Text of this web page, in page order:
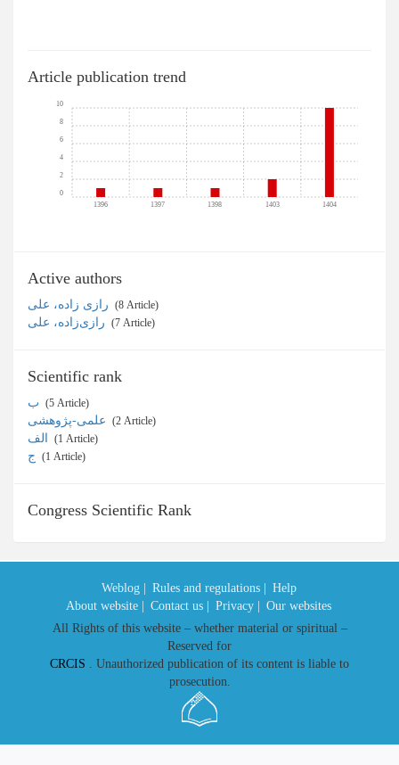
Article publication trend
1396 1397 1398 1403 1404
0
2
4
6
8
10
Active authors
‎ (8 Article)
‎ (7 Article)
Scientific rank
‎ (5 Article)
‎ (2 Article)
‎ (1 Article)
‎ (1 Article)
Congress Scientific Rank
Weblog | Rules and regulations |
Help
About website |
Contact us | Privacy |
Our websites
All Rights of this website – whether material or spiritual –
Reserved for
CRCIS . Unauthorized publication of its content is liable to
prosecution.